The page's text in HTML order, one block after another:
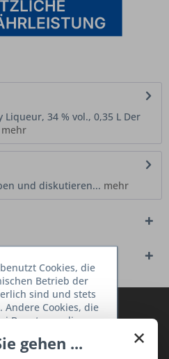
34 % vol., 0,35 L Der
mehr
und diskutieren... mehr
kostenlosen Deine
oder Aktion mehr aus
×
gehen ...
Cookies, die
Betrieb der
sind und stets
Andere Cookies, die
Benutzung dieser
Interaktion mit